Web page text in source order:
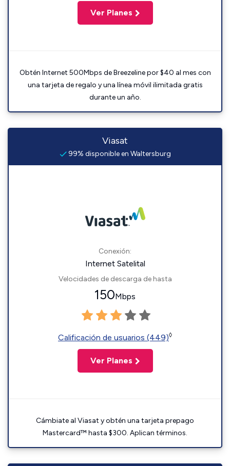
Ver Planes
Obtén Internet 500Mbps de Breezeline por $40 al mes con
una tarjeta de regalo y una línea móvil ilimitada gratis
durante un año.
Viasat
99% disponible en Waltersburg
Conexión:
Internet Satelital
Velocidades de descarga de hasta
150Mbps
Calificación de usuarios (449)◊
Ver Planes
Cámbiate al Viasat y obtén una tarjeta prepago
Mastercard™ hasta $300. Aplican términos.